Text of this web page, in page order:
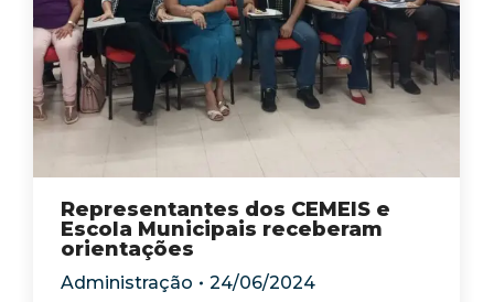
Representantes dos CEMEIS e
Escola Municipais receberam
orientações
Administração 24/06/2024